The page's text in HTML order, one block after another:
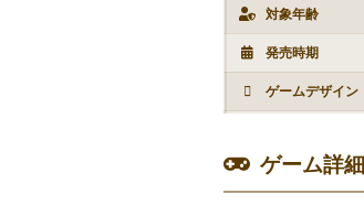
対象年齢
発売時期
ゲームデザイン
ゲーム詳細